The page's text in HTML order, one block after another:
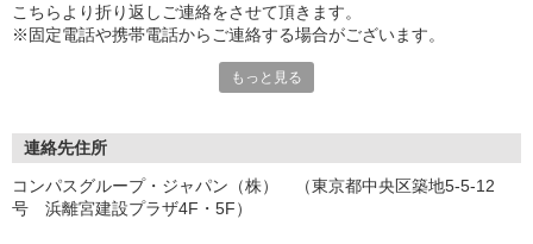
こちらより折り返しご連絡をさせて頂きます。
※固定電話や携帯電話からご連絡する場合がございます。
［2］携帯のショートメッセージ（SMS）に質問フォームをお送り
メッセージに従ってご質問にご回答頂き、ご都合の良い面接日
程をご選択ください♪
もっと見る
連絡先住所
コンパスグループ・ジャパン（株） （東京都中央区築地5-5-12
号 浜離宮建設プラザ4F・5F）